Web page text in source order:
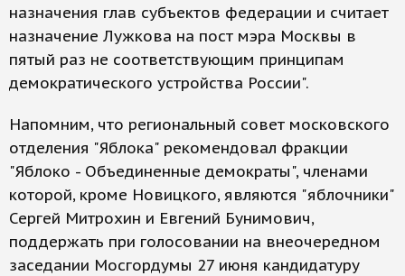
назначения глав субъектов федерации и считает
назначение Лужкова на пост мэра Москвы в
пятый раз не соответствующим принципам
демократического устройства России".
Напомним, что региональный совет московского
отделения "Яблока" рекомендовал фракции
"Яблоко - Объединенные демократы", членами
которой, кроме Новицкого, являются "яблочники"
Сергей Митрохин и Евгений Бунимович,
поддержать при голосовании на внеочередном
заседании Мосгордумы 27 июня кандидатуру